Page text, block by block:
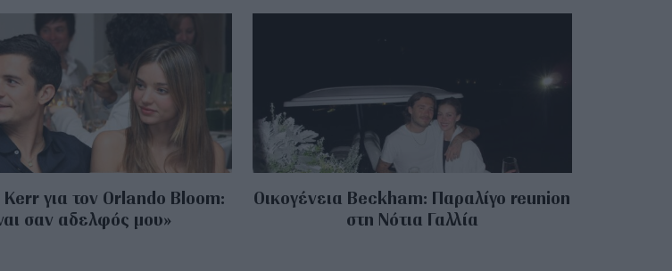
για τον Orlando Bloom:
σαν αδελφός μου»
Οικογένεια Beckham: Παραλίγο reunion
στη Νότια Γαλλία